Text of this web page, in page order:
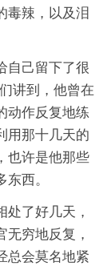
毒辣，以及泪
自己留下了很
讲到，他曾在
动作反复地练
用那十几天的
也许是他那些
西。
了好几天，
穷地反复，
总会莫名地紧